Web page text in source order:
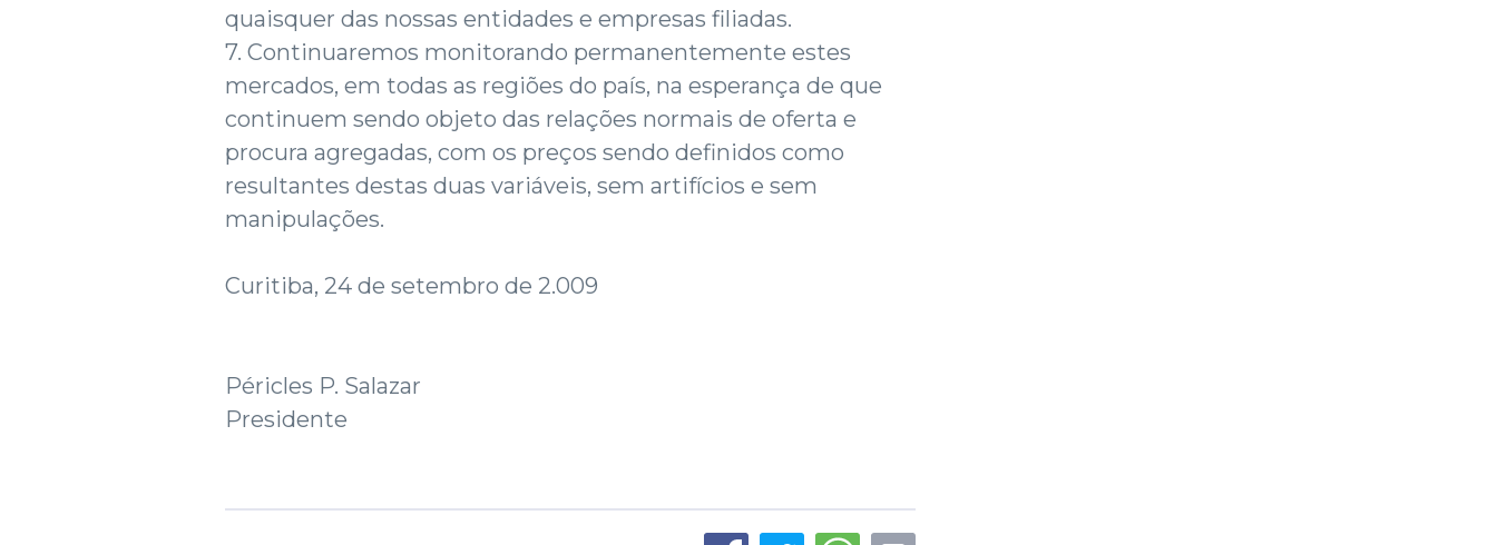
quaisquer das nossas entidades e empresas filiadas.
7. Continuaremos monitorando permanentemente estes
mercados, em todas as regiões do país, na esperança de que
continuem sendo objeto das relações normais de oferta e
procura agregadas, com os preços sendo definidos como
resultantes destas duas variáveis, sem artifícios e sem
manipulações.
Curitiba, 24 de setembro de 2.009
Péricles P. Salazar
Presidente